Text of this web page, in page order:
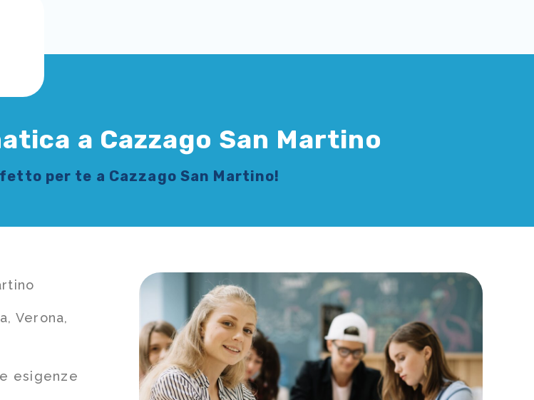
a Cazzago San Martino
per te a Cazzago San Martino!
Verona,
esigenze